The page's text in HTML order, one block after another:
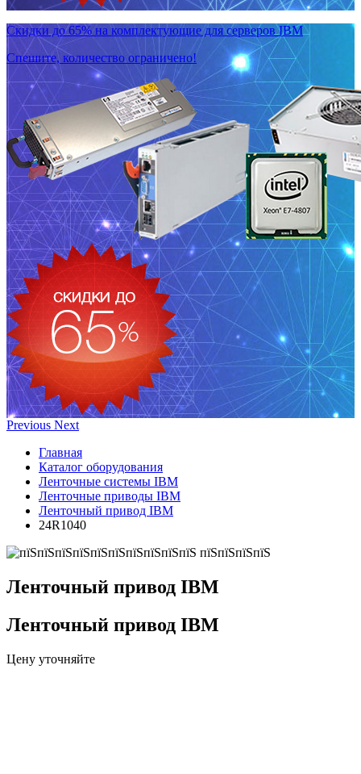
Скидки до 65% на комплектующие для серверов IBM
Спешите, количество ограничено!
Previous Next
Главная
Каталог оборудования
Ленточные системы IBM
Ленточные приводы IBM
Ленточный привод IBM
24R1040
Ленточный привод IBM
Ленточный привод IBM
Цену уточняйте